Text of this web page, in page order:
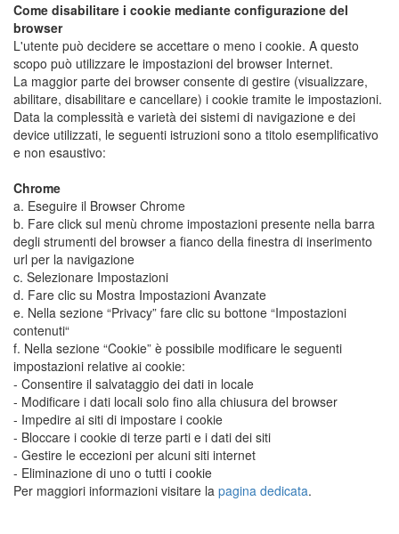
Come disabilitare i cookie mediante configurazione del
browser
L'utente può decidere se accettare o meno i cookie. A questo
scopo può utilizzare le impostazioni del browser Internet.
La maggior parte dei browser consente di gestire (visualizzare,
abilitare, disabilitare e cancellare) i cookie tramite le impostazioni.
Data la complessità e varietà dei sistemi di navigazione e dei
device utilizzati, le seguenti istruzioni sono a titolo esemplificativo
e non esaustivo:
Chrome
a. Eseguire il Browser Chrome
b. Fare click sul menù chrome impostazioni presente nella barra
degli strumenti del browser a fianco della finestra di inserimento
url per la navigazione
c. Selezionare Impostazioni
d. Fare clic su Mostra Impostazioni Avanzate
e. Nella sezione “Privacy” fare clic su bottone “Impostazioni
contenuti“
f. Nella sezione “Cookie” è possibile modificare le seguenti
impostazioni relative ai cookie:
- Consentire il salvataggio dei dati in locale
- Modificare i dati locali solo fino alla chiusura del browser
- Impedire ai siti di impostare i cookie
- Bloccare i cookie di terze parti e i dati dei siti
- Gestire le eccezioni per alcuni siti internet
- Eliminazione di uno o tutti i cookie
Per maggiori informazioni visitare la pagina dedicata.